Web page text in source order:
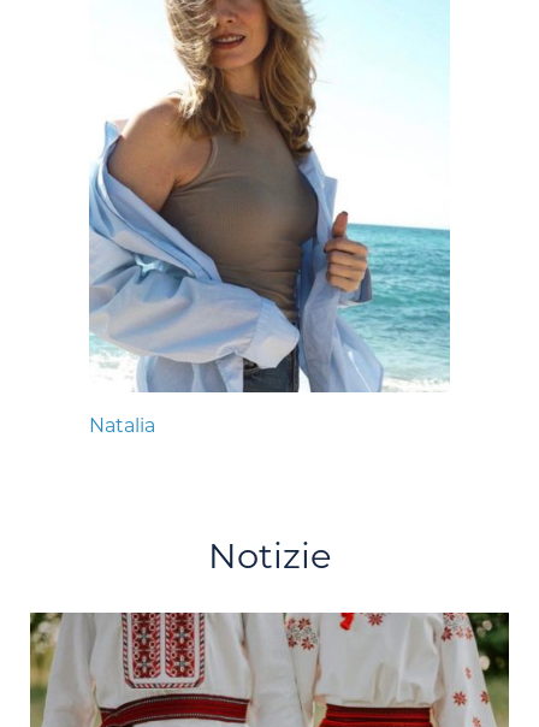
Natalia
Notizie